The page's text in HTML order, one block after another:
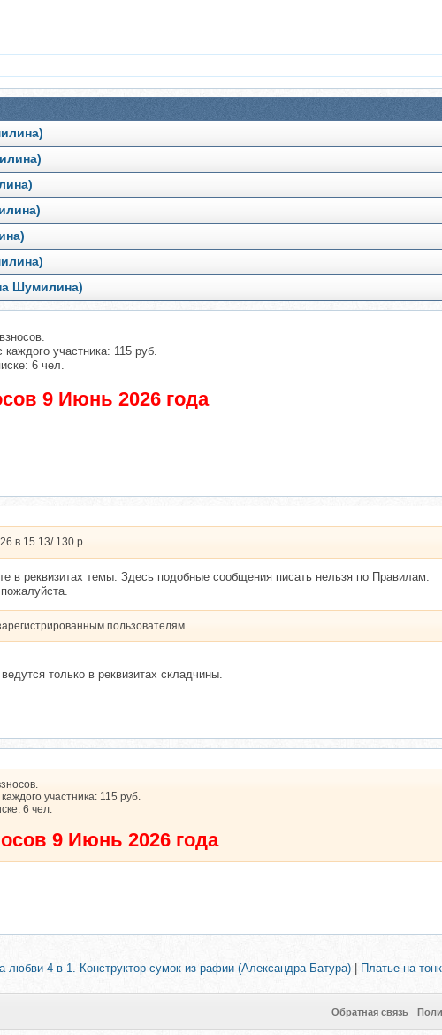
Шумилина)
участника: 115 руб.
6 чел.
9 Июнь 2026 года
в 15.13/ 130 р
в реквизитах темы. Здесь подобные сообщения писать нельзя по Правилам.
пользователям.
только в реквизитах складчины.
участника: 115 руб.
6 чел.
9 Июнь 2026 года
любви 4 в 1. Конструктор сумок из рафии (Александра Батура) Платье на
Обратная связь